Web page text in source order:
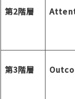
第2階層
第3階層